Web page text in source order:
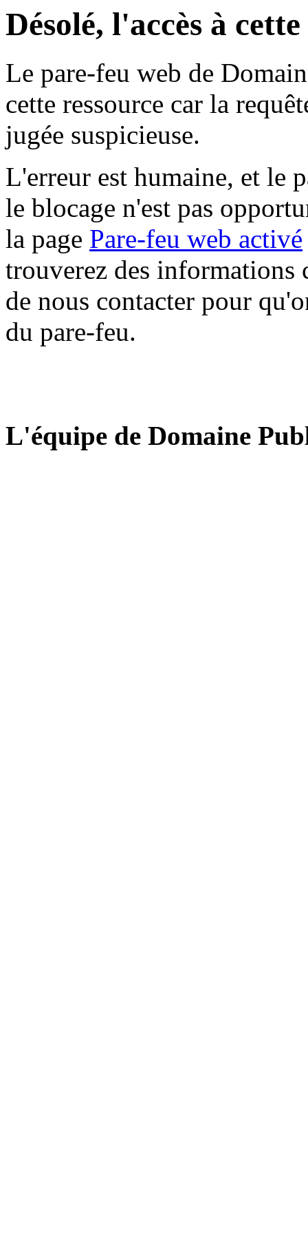
Désolé, l'accès à
Le pare-feu web de
cette ressource car la
jugée suspicieuse.
L'erreur est humaine, et le
le blocage n'est pas
la page Pare-feu web activé
trouverez des informations
de nous contacter pour
du pare-feu.
L'équipe de Domaine